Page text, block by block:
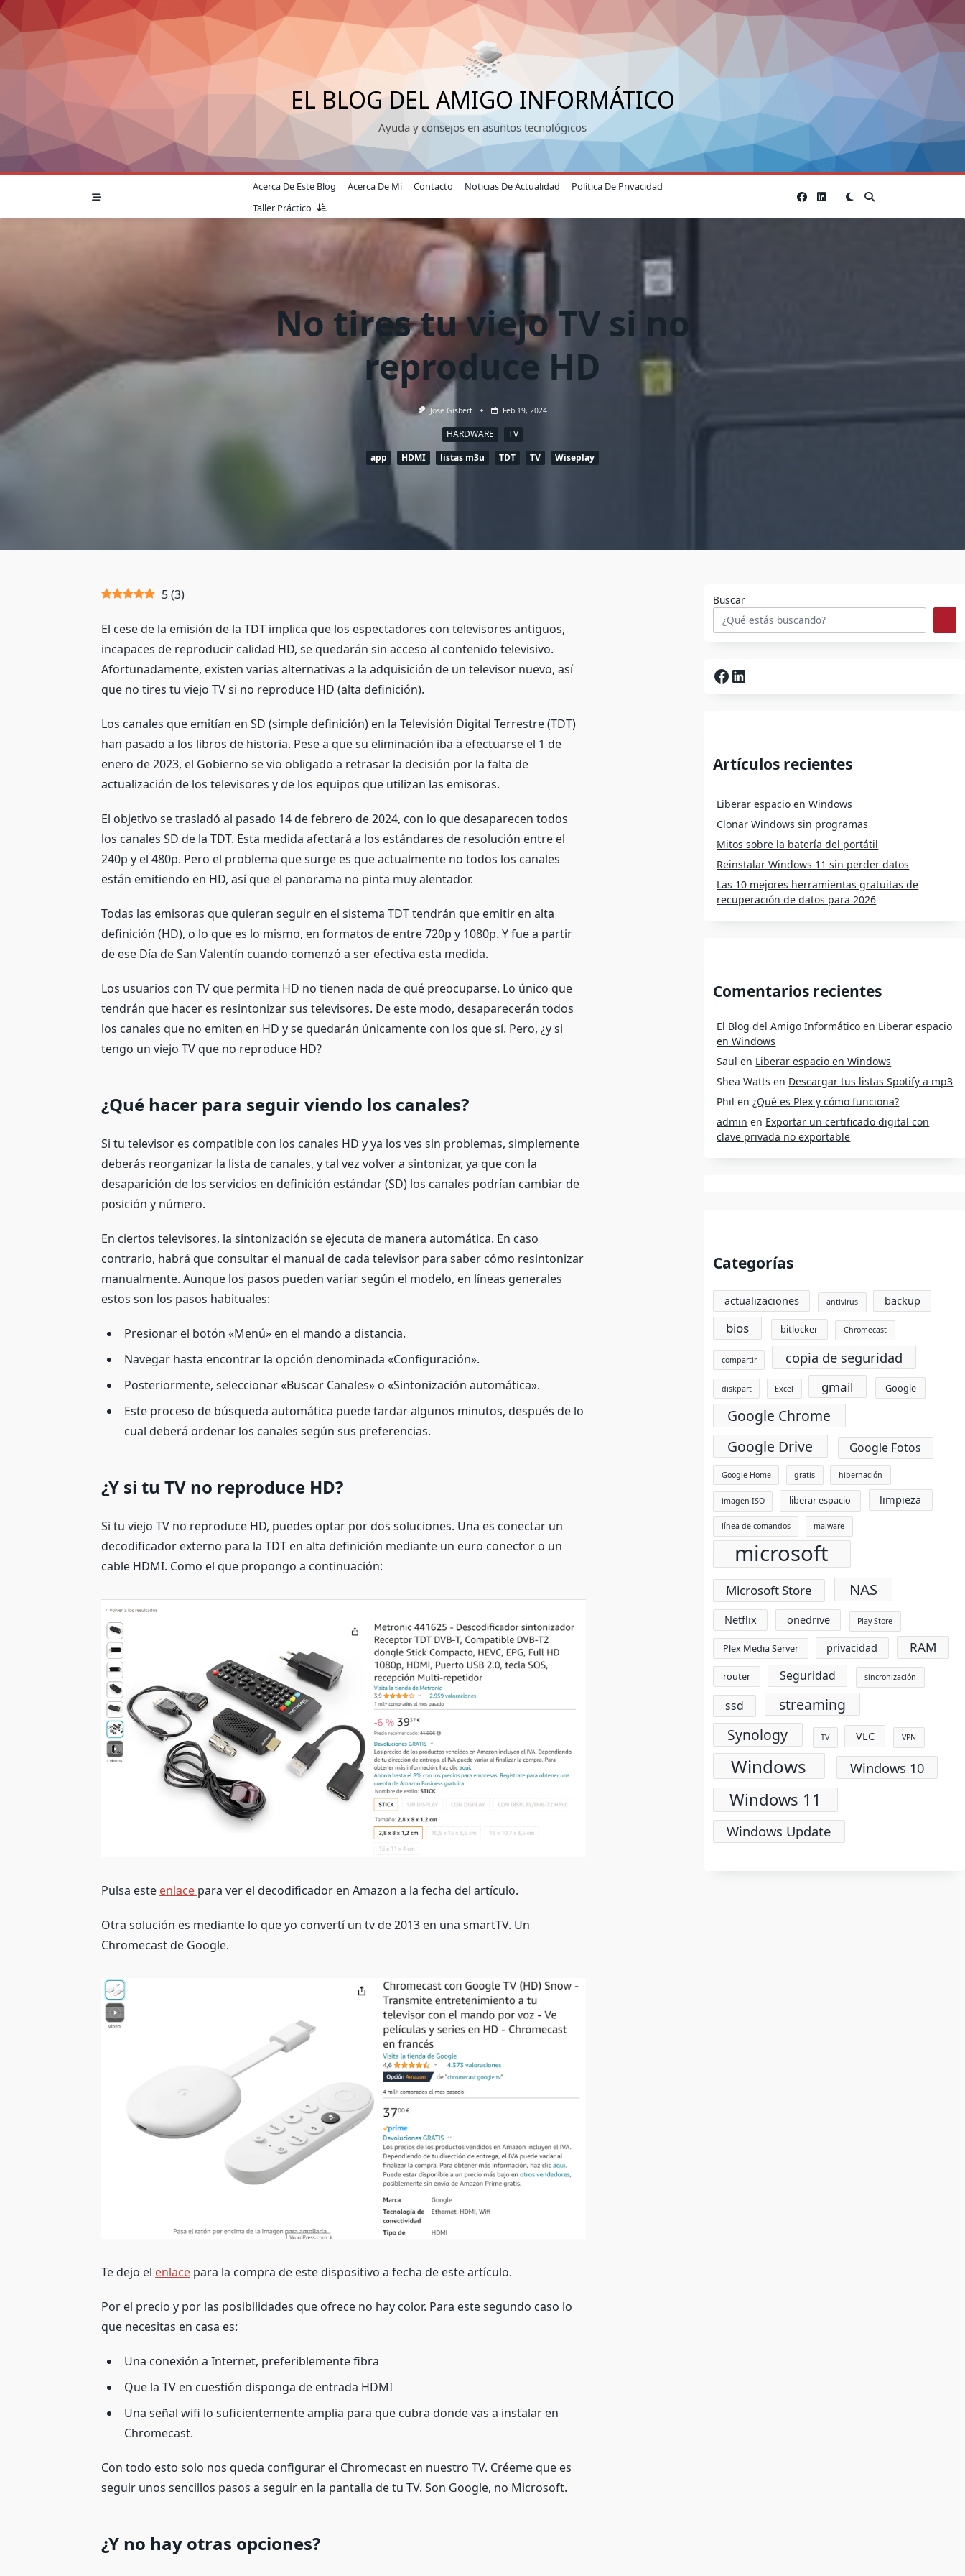
Saltar
al
contenido
EL BLOG DEL AMIGO INFORMÁTICO
Ayuda y consejos en asuntos tecnológicos
Acerca De Este Blog Acerca De Mí Contacto Noticias De Actualidad
Política De Privacidad
Taller Práctico
No tires tu viejo TV si no
reproduce HD
Jose Gisbert Feb 19, 2024
HARDWARE
TV
app
HDMI listas m3u TDT TV Wiseplay
5(3)
El cese de la emisión de la TDT implica que los espectadores con televisores antiguos,
incapaces de reproducir calidad HD, se quedarán sin acceso al contenido televisivo.
Afortunadamente, existen varias alternativas a la adquisición de un televisor nuevo, así
que no tires tu viejo TV si no reproduce HD (alta definición).
Los canales que emitían en SD (simple definición) en la Televisión Digital Terrestre (TDT)
han pasado a los libros de historia. Pese a que su eliminación iba a efectuarse el 1 de
enero de 2023, el Gobierno se vio obligado a retrasar la decisión por la falta de
actualización de los televisores y de los equipos que utilizan las emisoras.
El objetivo se trasladó al pasado 14 de febrero de 2024, con lo que desaparecen todos
los canales SD de la TDT. Esta medida afectará a los estándares de resolución entre el
240p y el 480p. Pero el problema que surge es que actualmente no todos los canales
están emitiendo en HD, así que el panorama no pinta muy alentador.
Todas las emisoras que quieran seguir en el sistema TDT tendrán que emitir en alta
definición (HD), o lo que es lo mismo, en formatos de entre 720p y 1080p. Y fue a partir
de ese Día de San Valentín cuando comenzó a ser efectiva esta medida.
Los usuarios con TV que permita HD no tienen nada de qué preocuparse. Lo único que
tendrán que hacer es resintonizar sus televisores. De este modo, desaparecerán todos
los canales que no emiten en HD y se quedarán únicamente con los que sí. Pero, ¿y si
tengo un viejo TV que no reproduce HD?
¿Qué hacer para seguir viendo los canales?
Si tu televisor es compatible con los canales HD y ya los ves sin problemas, simplemente
deberás reorganizar la lista de canales, y tal vez volver a sintonizar, ya que con la
desaparición de los servicios en definición estándar (SD) los canales podrían cambiar de
posición y número.
En ciertos televisores, la sintonización se ejecuta de manera automática. En caso
contrario, habrá que consultar el manual de cada televisor para saber cómo resintonizar
manualmente. Aunque los pasos pueden variar según el modelo, en líneas generales
estos son los pasos habituales:
Presionar el botón «Menú» en el mando a distancia.
Navegar hasta encontrar la opción denominada «Configuración».
Posteriormente, seleccionar «Buscar Canales» o «Sintonización automática».
Este proceso de búsqueda automática puede tardar algunos minutos, después de lo
cual deberá ordenar los canales según sus preferencias.
¿Y si tu TV no reproduce HD?
Si tu viejo TV no reproduce HD, puedes optar por dos soluciones. Una es conectar un
decodificador externo para la TDT en alta definición mediante un euro conector o un
cable HDMI. Como el que propongo a continuación:
Pulsa este enlace para ver el decodificador en Amazon a la fecha del artículo.
Otra solución es mediante lo que yo convertí un tv de 2013 en una smartTV. Un
Chromecast de Google.
Te dejo el enlace para la compra de este dispositivo a fecha de este artículo.
Por el precio y por las posibilidades que ofrece no hay color. Para este segundo caso lo
que necesitas en casa es:
Una conexión a Internet, preferiblemente fibra
Que la TV en cuestión disponga de entrada HDMI
Una señal wifi lo suficientemente amplia para que cubra donde vas a instalar en
Chromecast.
Con todo esto solo nos queda configurar el Chromecast en nuestro TV. Créeme que es
seguir unos sencillos pasos a seguir en la pantalla de tu TV. Son Google, no Microsoft.
¿Y no hay otras opciones?
Buscar
Facebook
LinkedIn
Artículos recientes
Liberar espacio en Windows
Clonar Windows sin programas
Mitos sobre la batería del portátil
Reinstalar Windows 11 sin perder datos
Las 10 mejores herramientas gratuitas de
recuperación de datos para 2026
Comentarios recientes
El Blog del Amigo Informático en Liberar espacio
en Windows
Saul en Liberar espacio en Windows
Shea Watts en Descargar tus listas Spotify a mp3
Phil en ¿Qué es Plex y cómo funciona?
admin en Exportar un certificado digital con
clave privada no exportable
Categorías
actualizaciones antivirus backup
bios bitlocker Chromecast
compartir copia de seguridad
diskpart Excel gmail Google
Google Chrome
Google Drive
Google Fotos
Google Home gratis hibernación
imagen ISO liberar espacio limpieza
línea de comandos malware
microsoft
Microsoft Store NAS
Netflix onedrive Play Store
Plex Media Server privacidad RAM
router Seguridad sincronización
ssd
streaming
Synology
TV VLC VPN
Windows Windows 10
Windows 11
Windows Update